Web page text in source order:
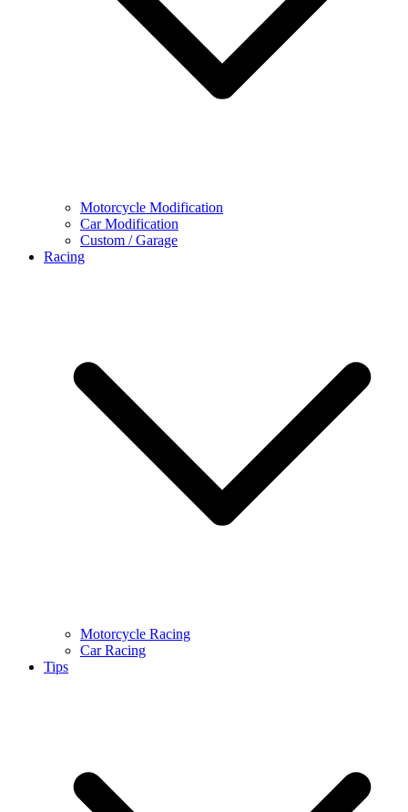
Motorcycle Modification
Car Modification
Custom / Garage
Racing
Motorcycle Racing
Car Racing
Tips